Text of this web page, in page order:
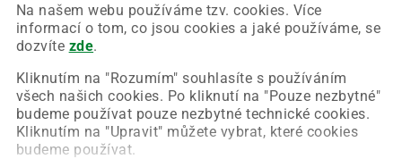
Na našem webu používáme tzv. cookies. Více
informací o tom, co jsou cookies a jaké používáme, se
dozvíte zde.
Kliknutím na "Rozumím" souhlasíte s používáním
všech našich cookies. Po kliknutí na "Pouze nezbytné"
budeme používat pouze nezbytné technické cookies.
Kliknutím na "Upravit" můžete vybrat, které cookies
budeme používat.
Chyba nastala na naší straně a už ji opravujeme.
Zkuste prosím znovu načíst požadovanou stránku.
Obnovit stránku Úvodní strana